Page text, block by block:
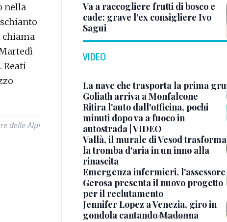
nella
chiama
Reati
delle Alpi
Va a raccogliere frutti di bosco e
cade: grave l’ex consigliere Ivo
Sagui
VIDEO
La nave che trasporta la prima gru
Goliath arriva a Monfalcone
Ritira l'auto dall'officina, pochi
minuti dopo va a fuoco in
autostrada | VIDEO
Vallà, il murale di Vesod trasforma
la tromba d'aria in un inno alla
rinascita
Emergenza infermieri, l'assessore
Gerosa presenta il nuovo progetto
per il reclutamento
Jennifer Lopez a Venezia, giro in
gondola cantando Madonna